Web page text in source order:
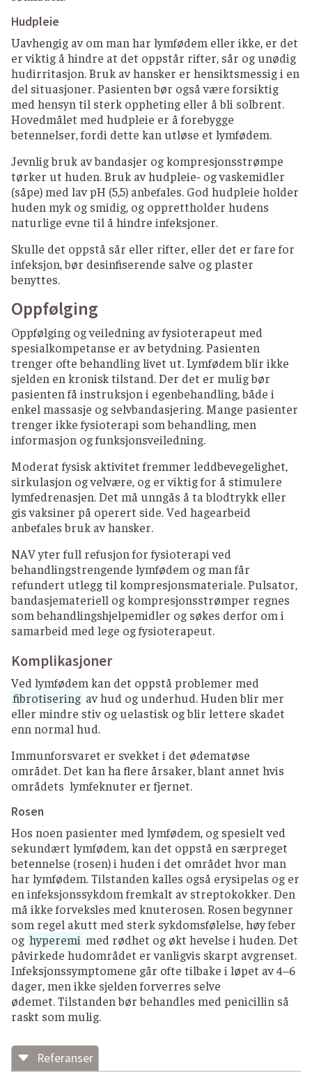
Hudpleie
Uavhengig av om man har lymfødem eller ikke, er det
er viktig å hindre at det oppstår rifter, sår og unødig
hudirritasjon. Bruk av hansker er hensiktsmessig i en
del situasjoner. Pasienten bør også være forsiktig
med hensyn til sterk oppheting eller å bli solbrent.
Hovedmålet med hudpleie er å forebygge
betennelser, fordi dette kan utløse et lymfødem.
Jevnlig bruk av bandasjer og kompresjonsstrømpe
tørker ut huden. Bruk av hudpleie- og vaskemidler
(såpe) med lav pH (5,5) anbefales. God hudpleie holder
huden myk og smidig, og opprettholder hudens
naturlige evne til å hindre infeksjoner.
Skulle det oppstå sår eller rifter, eller det er fare for
infeksjon, bør desinfiserende salve og plaster
benyttes.
Oppfølging
Oppfølging og veiledning av fysioterapeut med
spesialkompetanse er av betydning. Pasienten
trenger ofte behandling livet ut. Lymfødem blir ikke
sjelden en kronisk tilstand. Der det er mulig bør
pasienten få instruksjon i egenbehandling, både i
enkel massasje og selvbandasjering. Mange pasienter
trenger ikke fysioterapi som behandling, men
informasjon og funksjonsveiledning.
Moderat fysisk aktivitet fremmer leddbevegelighet,
sirkulasjon og velvære, og er viktig for å stimulere
lymfedrenasjen. Det må unngås å ta blodtrykk eller
gis vaksiner på operert side. Ved hagearbeid
anbefales bruk av hansker.
NAV yter full refusjon for fysioterapi ved
behandlingstrengende lymfødem og man får
refundert utlegg til kompresjonsmateriale. Pulsator,
bandasjemateriell og kompresjonsstrømper regnes
som behandlingshjelpemidler og søkes derfor om i
samarbeid med lege og fysioterapeut.
Komplikasjoner
Ved lymfødem kan det oppstå problemer med
fibrotisering av hud og underhud. Huden blir mer
eller mindre stiv og uelastisk og blir lettere skadet
enn normal hud.
Immunforsvaret er svekket i det ødematøse
området. Det kan ha flere årsaker, blant annet hvis
områdets lymfeknuter er fjernet.
Rosen
Hos noen pasienter med lymfødem, og spesielt ved
sekundært lymfødem, kan det oppstå en særpreget
betennelse (rosen) i huden i det området hvor man
har lymfødem. Tilstanden kalles også erysipelas og er
en infeksjonssykdom fremkalt av streptokokker. Den
må ikke forveksles med knuterosen. Rosen begynner
som regel akutt med sterk sykdomsfølelse, høy feber
og hyperemi med rødhet og økt hevelse i huden. Det
påvirkede hudområdet er vanligvis skarpt avgrenset.
Infeksjonssymptomene går ofte tilbake i løpet av 4–6
dager, men ikke sjelden forverres selve
ødemet. Tilstanden bør behandles med penicillin så
raskt som mulig.
Referanser